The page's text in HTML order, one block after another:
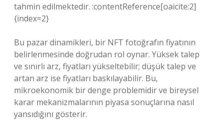
tahmin edilmektedir. :contentReference[oaicite:2]
{index=2}
Bu pazar dinamikleri, bir NFT fotoğrafın fiyatının
belirlenmesinde doğrudan rol oynar. Yüksek talep
ve sınırlı arz, fiyatları yükseltebilir; düşük talep ve
artan arz ise fiyatları baskılayabilir. Bu,
mikroekonomik bir denge problemidir ve bireysel
karar mekanizmalarının piyasa sonuçlarına nasıl
yansıdığını gösterir.